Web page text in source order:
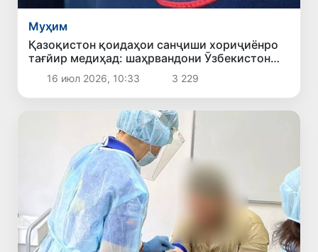
Муҳим
Қазоқистон қоидаҳои санҷиши хориҷиёнро
тағйир медиҳад: шаҳрвандони Ӯзбекистон
чиро бояд донанд
16 июл 2026, 10:33 3 229